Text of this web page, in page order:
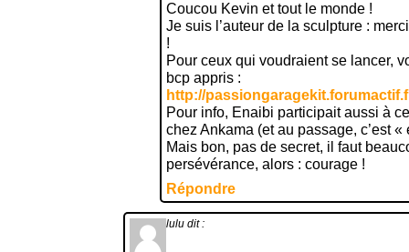
Coucou Kevin et tout le monde !
Je suis l’auteur de la sculpture :
!
Pour ceux qui voudraient se lancer,
bcp appris :
http://
Pour info, Enaibi participait aussi à
chez Ankama (et au passage, c’est
Mais bon, pas de secret, il faut
persévérance, alors : courage !
Répondre
lulu dit :